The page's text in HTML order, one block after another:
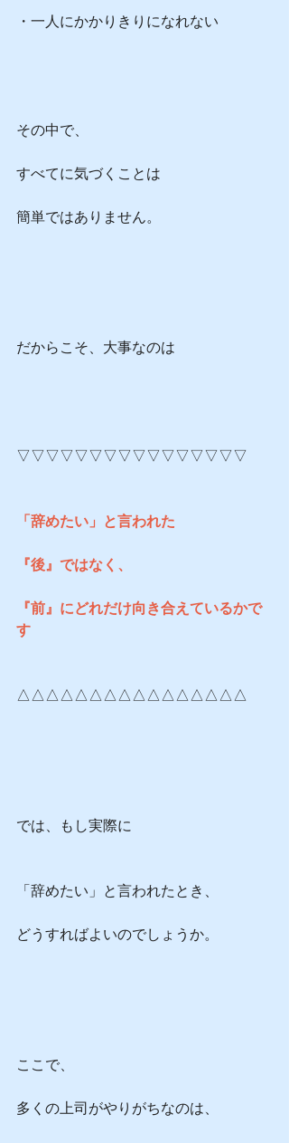
・一人にかかりきりになれない
その中で、
すべてに気づくことは
簡単ではありません。
だからこそ、大事なのは
▽▽▽▽▽▽▽▽▽▽▽▽▽▽▽▽
「辞めたい」と言われた
『後』ではなく、
『前』にどれだけ向き合えているかで
す
△△△△△△△△△△△△△△△△
では、もし実際に
「辞めたい」と言われたとき、
どうすればよいのでしょうか。
ここで、
多くの上司がやりがちなのは、